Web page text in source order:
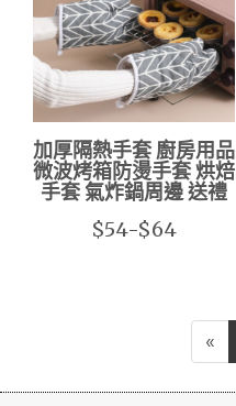
加厚隔熱手套 廚房用品
微波烤箱防燙手套 烘焙
手套 氣炸鍋周邊 送禮
$54-$64
«